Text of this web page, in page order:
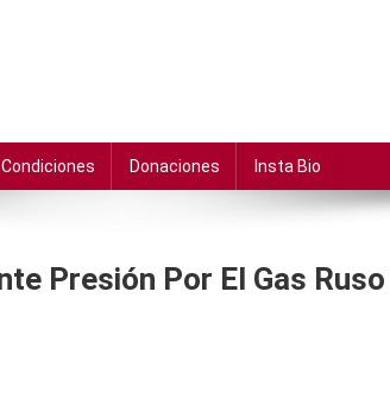
Donaciones Insta Bio
Presión Por El Gas Ruso